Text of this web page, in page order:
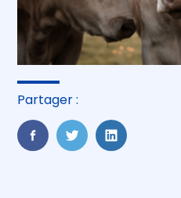
Partager :
FaceBook
TwitterLinkedIn